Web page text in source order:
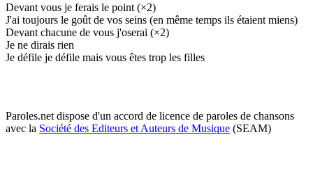
Devant vous je ferais le point (×2)
J'ai toujours le goût de vos seins (en même temps ils étaient miens)
Devant chacune de vous j'oserai (×2)
Je ne dirais rien
Je défile je défile mais vous êtes trop les filles
Paroles.net dispose d'un accord de licence de paroles de chansons
avec la Société des Editeurs et Auteurs de Musique (SEAM)